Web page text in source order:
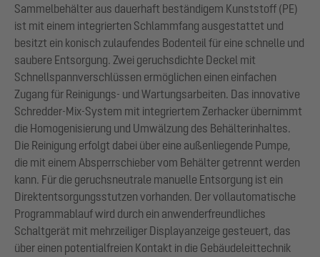
Sammelbehälter aus dauerhaft beständigem Kunststoff (PE)
ist mit einem integrierten Schlammfang ausgestattet und
besitzt ein konisch zulaufendes Bodenteil für eine schnelle und
saubere Entsorgung. Zwei geruchsdichte Deckel mit
Schnellspannverschlüssen ermöglichen einen einfachen
Zugang für Reinigungs- und Wartungsarbeiten. Das innovative
Schredder-Mix-System mit integriertem Zerhacker übernimmt
die Homogenisierung und Umwälzung des Behälterinhaltes.
Die Reinigung erfolgt dabei über eine außenliegende Pumpe,
die mit einem Absperrschieber vom Behälter getrennt werden
kann. Für die geruchsneutrale manuelle Entsorgung ist ein
Direktentsorgungsstutzen vorhanden. Der vollautomatische
Programmablauf wird durch ein anwenderfreundliches
Schaltgerät mit mehrzeiliger Displayanzeige gesteuert, das
über einen potentialfreien Kontakt in die Gebäudeleittechnik